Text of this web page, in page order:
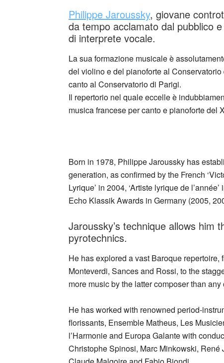
Philippe Jaroussky, giovane
da tempo acclamato dal pubblico
di interprete vocale.
La sua formazione musicale è
del violino e del pianoforte al
canto al Conservatorio di Parigi.
Il repertorio nel quale eccelle è
musica francese per canto e pianoforte del
Born in 1978, Philippe Jaroussky has
generation, as confirmed by the French
Lyrique’ in 2004, ‘Artiste lyrique de
Echo Klassik Awards in Germany (2005,
Jaroussky’s technique allows him
pyrotechnics.
He has explored a vast Baroque
Monteverdi, Sances and Rossi, to the
more music by the latter composer than
He has worked with renowned period-
florissants, Ensemble Matheus, Les
l’Harmonie and Europa Galante with
Christophe Spinosi, Marc Minkowski,